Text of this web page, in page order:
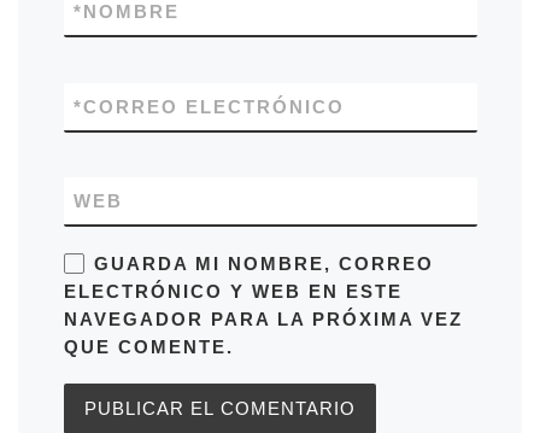
NOMBRE
*
CORREO ELECTRÓNICO
*
WEB
GUARDA MI NOMBRE, CORREO
ELECTRÓNICO Y WEB EN ESTE
NAVEGADOR PARA LA PRÓXIMA VEZ
QUE COMENTE.